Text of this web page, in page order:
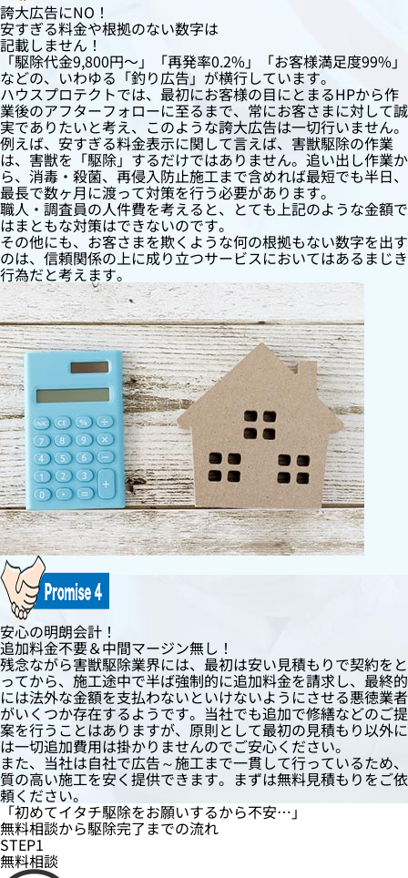
誇大広告にNO！
安すぎる料金や根拠のない数字は
記載しません！
「駆除代金9,800円〜」「再発率0.2%」「お客様満足度99%」
などの、いわゆる「釣り広告」が横行しています。
ハウスプロテクトでは、最初にお客様の目にとまるHPから作
業後のアフターフォローに至るまで、常にお客さまに対して誠
実でありたいと考え、このような誇大広告は一切行いません。
例えば、安すぎる料金表示に関して言えば、害獣駆除の作業
は、害獣を「駆除」するだけではありません。追い出し作業か
ら、消毒・殺菌、再侵入防止施工まで含めれば最短でも半日、
最長で数ヶ月に渡って対策を行う必要があります。
職人・調査員の人件費を考えると、とても上記のような金額で
はまともな対策はできないのです。
その他にも、お客さまを欺くような何の根拠もない数字を出す
のは、信頼関係の上に成り立つサービスにおいてはあるまじき
行為だと考えます。
安心の明朗会計！
追加料金不要＆中間マージン無し！
残念ながら害獣駆除業界には、最初は安い見積もりで契約をと
ってから、施工途中で半ば強制的に追加料金を請求し、最終的
には法外な金額を支払わないといけないようにさせる悪徳業者
がいくつか存在するようです。当社でも追加で修繕などのご提
案を行うことはありますが、原則として最初の見積もり以外に
は一切追加費用は掛かりませんのでご安心ください。
また、当社は自社で広告～施工まで一貫して行っているため、
質の高い施工を安く提供できます。まずは無料見積もりをご依
頼ください。
「初めてイタチ駆除をお願いするから不安…」
無料相談から駆除完了 までの流れ
STEP1
無料相談